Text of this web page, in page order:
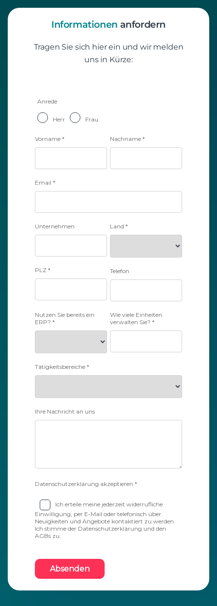
Informationen anfordern
Tragen Sie sich hier ein und wir melden
uns in Kürze: